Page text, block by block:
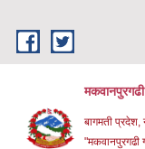
मकवानपुरगढी
बागमती प्रदेश,
"मकवानपुरगढी